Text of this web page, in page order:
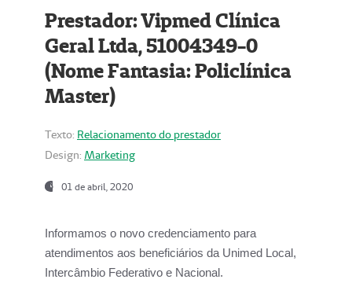
Prestador: Vipmed Clínica
Geral Ltda, 51004349-0
(Nome Fantasia: Policlínica
Master)
Texto: Relacionamento do prestador
Design: Marketing
01 de abril, 2020
Informamos o novo credenciamento para
atendimentos aos beneficiários da Unimed Local,
Intercâmbio Federativo e Nacional.